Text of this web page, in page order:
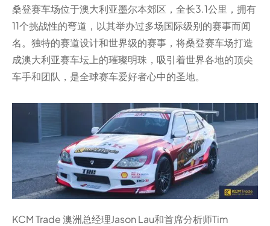
桑登赛车场位于澳大利亚墨尔本郊区，全长3.1公里，拥有
11个挑战性的弯道，以其举办过多场国际级别的赛事而闻
名。独特的赛道设计和世界级的赛事，将桑登赛车场打造
成澳大利亚赛车坛上的璀璨明珠，吸引着世界各地的顶尖
车手和团队，是全球赛车爱好者心中的圣地。
KCM Trade 澳洲总经理Jason Lau和首席分析师Tim